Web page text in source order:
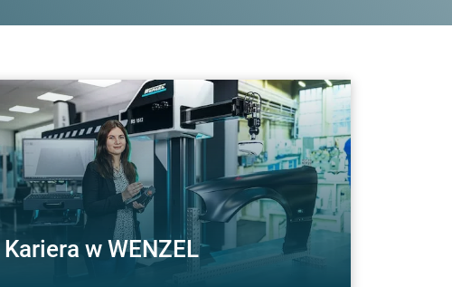
Kariera w WENZEL